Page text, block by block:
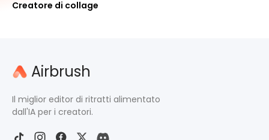
Creatore di collage
Airbrush
Il miglior editor di ritratti alimentato
dall'IA per i creatori.